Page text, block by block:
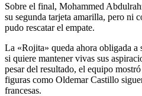
Sobre el final, Mohammed
su segunda tarjeta amarilla, pero ni
pudo rescatar el empate.
La «Rojita» queda ahora obligada a
si quiere mantener vivas sus
pesar del resultado, el equipo
figuras como Oldemar Castillo
francesas.